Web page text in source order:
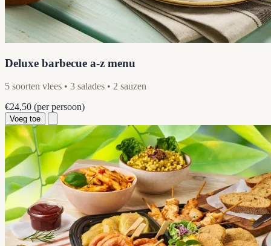
Deluxe barbecue a-z menu
5 soorten vlees • 3 salades • 2 sauzen
€24,50 (per persoon)
Voeg toe